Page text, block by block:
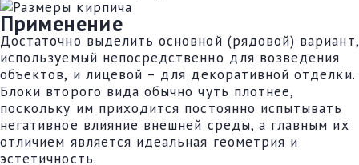
Применение
Достаточно выделить основной (рядовой) вариант,
используемый непосредственно для возведения
объектов, и лицевой – для декоративной отделки.
Блоки второго вида обычно чуть плотнее,
поскольку им приходится постоянно испытывать
негативное влияние внешней среды, а главным их
отличием является идеальная геометрия и
эстетичность.